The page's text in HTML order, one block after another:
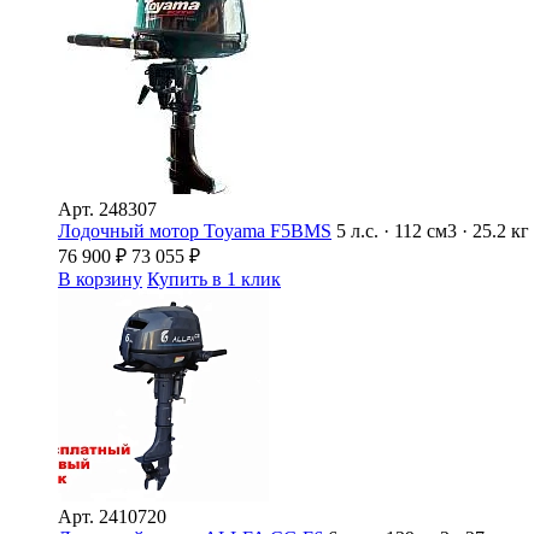
Арт. 248307
Лодочный мотор Toyama F5BMS 5 л.с. · 112 см3 · 25.2 кг
76 900 ₽ 73 055 ₽
В корзину Купить в 1 клик
Арт. 2410720